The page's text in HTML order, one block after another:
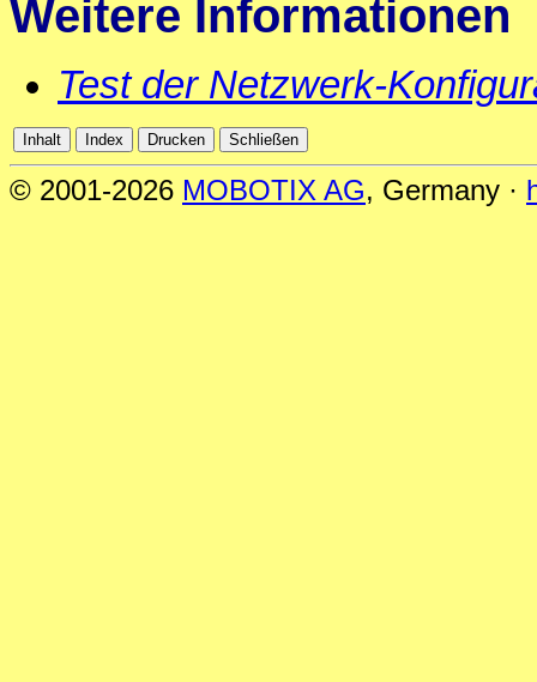
Weitere Informationen
Test der Netzwerk-
© 2001-2026 MOBOTIX AG, Germany ·